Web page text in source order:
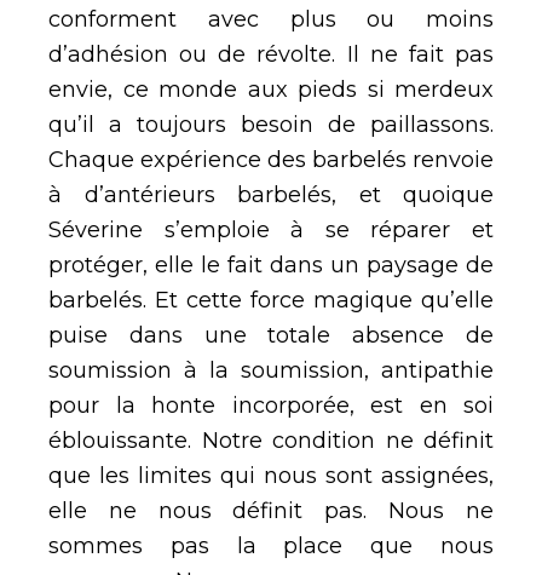
conforment avec plus ou moins
d’adhésion ou de révolte. Il ne fait pas
envie, ce monde aux pieds si merdeux
qu’il a toujours besoin de paillassons.
Chaque expérience des barbelés renvoie
à d’antérieurs barbelés, et quoique
Séverine s’emploie à se réparer et
protéger, elle le fait dans un paysage de
barbelés. Et cette force magique qu’elle
puise dans une totale absence de
soumission à la soumission, antipathie
pour la honte incorporée, est en soi
éblouissante. Notre condition ne définit
que les limites qui nous sont assignées,
elle ne nous définit pas. Nous ne
sommes pas la place que nous